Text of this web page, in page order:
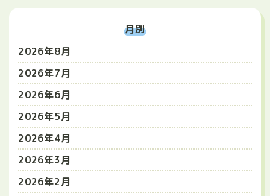
月別
2026年8月
2026年7月
2026年6月
2026年5月
2026年4月
2026年3月
2026年2月